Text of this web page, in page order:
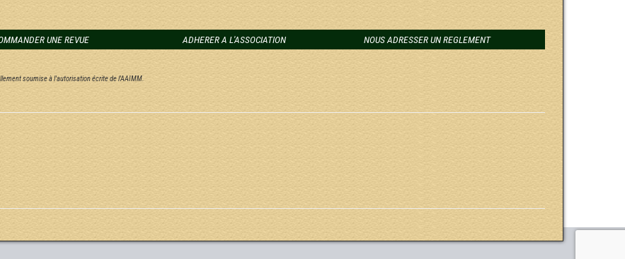
UNE REVUE ADHERER A L'ASSOCIATION NOUS ADRESSER UN REGLEMENT
soumise à l'autorisation écrite de l'AAIMM.